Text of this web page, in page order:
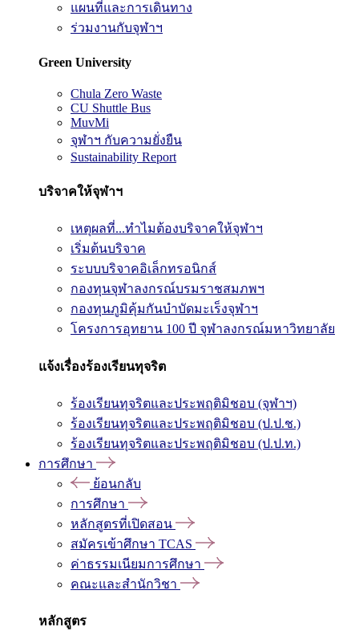
แผนที่และการเดินทาง
ร่วมงานกับจุฬาฯ
Green University
Chula Zero Waste
CU Shuttle Bus
MuvMi
จุฬาฯ กับความยั่งยืน
Sustainability Report
บริจาคให้จุฬาฯ
เหตุผลที่...ทำไมต้องบริจาคให้จุฬาฯ
เริ่มต้นบริจาค
ระบบบริจาคอิเล็กทรอนิกส์
กองทุนจุฬาลงกรณ์บรมราชสมภพฯ
กองทุนภูมิคุ้มกันบำบัดมะเร็งจุฬาฯ
โครงการอุทยาน 100 ปี จุฬาลงกรณ์มหาวิทยาลัย
แจ้งเรื่องร้องเรียนทุจริต
ร้องเรียนทุจริตและประพฤติมิชอบ (จุฬาฯ)
ร้องเรียนทุจริตและประพฤติมิชอบ (ป.ป.ช.)
ร้องเรียนทุจริตและประพฤติมิชอบ (ป.ป.ท.)
การศึกษา
ย้อนกลับ
การศึกษา
หลักสูตรที่เปิดสอน
สมัครเข้าศึกษา TCAS
ค่าธรรมเนียมการศึกษา
คณะและสำนักวิชา
หลักสูตร